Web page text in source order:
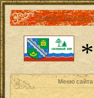
Главная|Каталог
Меню сайта